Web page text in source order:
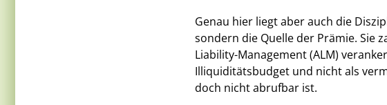
Genau hier liegt aber auch die
sondern die Quelle der Prämie. Sie
Liability-Management (ALM)
Illiquiditätsbudget und nicht als
doch nicht abrufbar ist.